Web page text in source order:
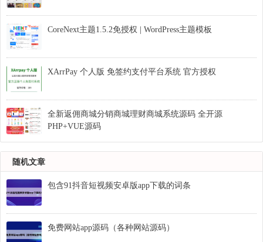
CoreNext主题1.5.2免授权 | WordPress主题模板
XArrPay 个人版 免签约支付平台系统 官方授权
全新返佣商城分销商城理财商城系统源码 全开源
PHP+VUE源码
随机文章
包含91抖音短视频安卓版app下载的词条
免费网站app源码（各种网站源码）